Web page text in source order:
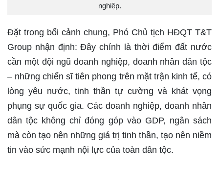
nghiệp.
Đặt trong bối cảnh chung, Phó Chủ tịch HĐQT T&T
Group nhận định: Đây chính là thời điểm đất nước
cần một đội ngũ doanh nghiệp, doanh nhân dân tộc
– những chiến sĩ tiên phong trên mặt trận kinh tế, có
lòng yêu nước, tinh thần tự cường và khát vọng
phụng sự quốc gia. Các doanh nghiệp, doanh nhân
dân tộc không chỉ đóng góp vào GDP, ngân sách
mà còn tạo nên những giá trị tinh thần, tạo nên niềm
tin vào sức mạnh nội lực của toàn dân tộc.